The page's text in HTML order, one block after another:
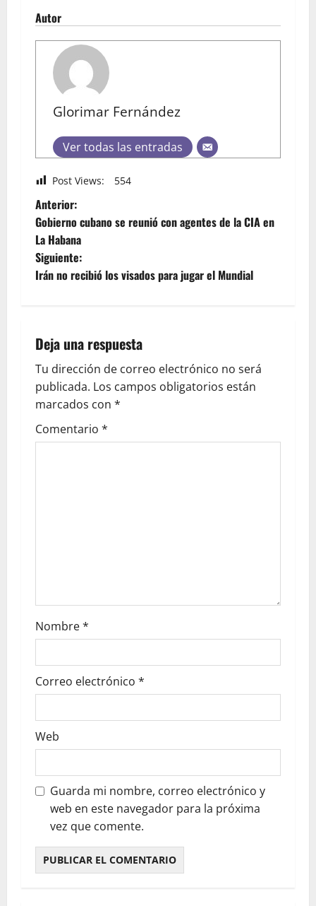
Autor
Glorimar Fernández
Ver todas las entradas
Post Views: 554
Anterior:
Gobierno cubano se reunió con agentes de la CIA en
La Habana
Siguiente:
Irán no recibió los visados para jugar el Mundial
Deja una respuesta
Tu dirección de correo electrónico no será
publicada. Los campos obligatorios están
marcados con *
Comentario *
Nombre*
Correo electrónico *
Web
Guarda mi nombre, correo electrónico y
web en este navegador para la próxima
vez que comente.